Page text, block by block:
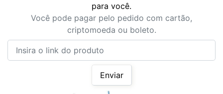
para você.
Você pode pagar pelo pedido com cartão,
criptomoeda ou boleto.
Enviar